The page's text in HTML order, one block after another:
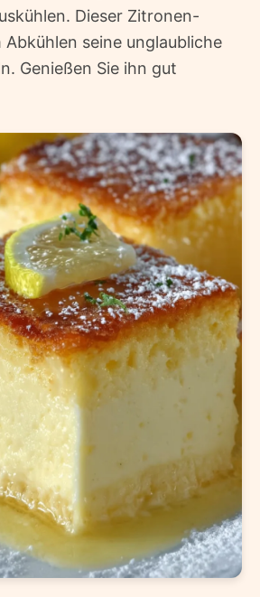
Dieser Zitronen-
seine unglaubliche
Genießen Sie ihn gut